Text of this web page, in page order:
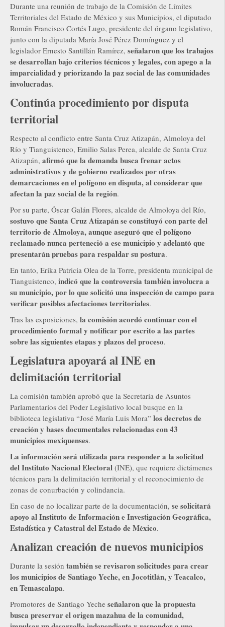
Durante una reunión de trabajo de la Comisión de Límites
Territoriales del Estado de México y sus Municipios, el diputado
Román Francisco Cortés Lugo, presidente del órgano legislativo,
junto con la diputada María José Pérez Domínguez y el
legislador Ernesto Santillán Ramírez, señalaron que los trabajos
se desarrollan bajo criterios técnicos y legales, con apego a la
imparcialidad y priorizando la paz social de las comunidades
involucradas.
Continúa procedimiento por disputa
territorial
Respecto al conflicto entre Santa Cruz Atizapán, Almoloya del
Río y Tianguistenco, Emilio Salas Perea, alcalde de Santa Cruz
Atizapán, afirmó que la demanda busca frenar actos
administrativos y de gobierno realizados por otras
demarcaciones en el polígono en disputa, al considerar que
afectan la paz social de la región.
Por su parte, Óscar Galán Flores, alcalde de Almoloya del Río,
sostuvo que Santa Cruz Atizapán se constituyó con parte del
territorio de Almoloya, aunque aseguró que el polígono
reclamado nunca perteneció a ese municipio y adelantó que
presentarán pruebas para respaldar su postura.
En tanto, Erika Patricia Olea de la Torre, presidenta municipal de
Tianguistenco, indicó que la controversia también involucra a
su municipio, por lo que solicitó una inspección de campo para
verificar posibles afectaciones territoriales.
Tras las exposiciones, la comisión acordó continuar con el
procedimiento formal y notificar por escrito a las partes
sobre las siguientes etapas y plazos del proceso.
Legislatura apoyará al INE en
delimitación territorial
La comisión también aprobó que la Secretaría de Asuntos
Parlamentarios del Poder Legislativo local busque en la
biblioteca legislativa “José María Luis Mora” los decretos de
creación y bases documentales relacionadas con 43
municipios mexiquenses.
La información será utilizada para responder a la solicitud
del Instituto Nacional Electoral (INE), que requiere dictámenes
técnicos para la delimitación territorial y el reconocimiento de
zonas de conurbación y colindancia.
En caso de no localizar parte de la documentación, se solicitará
apoyo al Instituto de Información e Investigación Geográfica,
Estadística y Catastral del Estado de México.
Analizan creación de nuevos municipios
Durante la sesión también se revisaron solicitudes para crear
los municipios de Santiago Yeche, en Jocotitlán, y Teacalco,
en Temascalapa.
Promotores de Santiago Yeche señalaron que la propuesta
busca preservar el origen mazahua de la comunidad,